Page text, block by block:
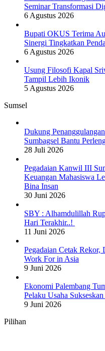
Seminar Transformasi
6 Agustus 2026
Bupati OKUS Terima
Sinergi Tingkatkan
6 Agustus 2026
Usung Filosofi Kapal
Tampil Lebih Ikonik
5 Agustus 2026
Sumsel
Dukung
Sumbagsel Bantu
28 Juli 2026
Pegadaian Kanwil III
Keuangan Mahasiswa
Bina Insan
30 Juni 2026
SBY : Alhamdulillah
Hari Terakhir..!
11 Juni 2026
Pegadaian Cetak
Work For in Asia
9 Juni 2026
Ekonomi Palembang
Pelaku Usaha
9 Juni 2026
Pilihan